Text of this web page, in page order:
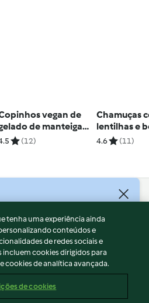
vegan de
de manteiga
amendoim e
(12)
Chamuças
lentilhas e
4.6 (11)
tenha uma experiência ainda
conteúdos e
de redes sociais e
incluem cookies dirigidos para
cookies de analítica avançada.
de cookies